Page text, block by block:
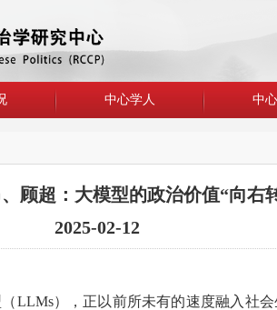
中心学人 中
顾超：大模型的政治价值“向右
2025-02-12
），正以前所未有的速度融入社会